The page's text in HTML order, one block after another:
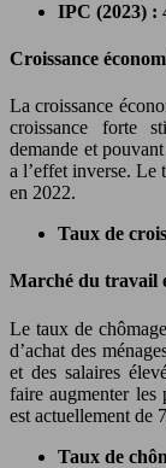
IPC (2023) :
Croissance
La croissance
croissance forte
demande et
a l’effet inverse. Le
en 2022.
Taux de
Marché du travail
Le taux de
d’achat des
et des salaires
faire augmenter
est actuellement de
Taux de